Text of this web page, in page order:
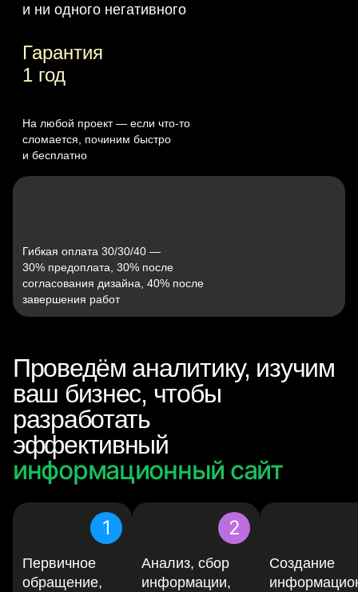
и ни одного негативного
Гарантия
1 год
На любой проект — если что‑то
сломается, починим быстро
и бесплатно
Гибкая оплата 30/30/40 —
30% предоплата, 30% после
согласования дизайна, 40% после
завершения работ
Проведём аналитику, изучим
ваш бизнес, чтобы
разработать
эффективный
информационный сайт
1
Первичное
обращение,
2
Анализ, сбор
информации,
Создание